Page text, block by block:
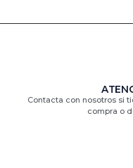
Contacta con nosotros si
compra o